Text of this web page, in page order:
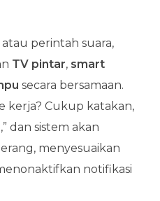
perintah suara,
TV pintar, smart
secara bersamaan.
kerja? Cukup katakan,
dan sistem akan
menyesuaikan
notifikasi